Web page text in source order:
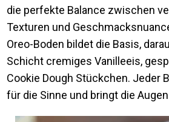
die perfekte Balance zwischen
Texturen und
Oreo-Boden bildet die Basis,
Schicht cremiges Vanilleeis,
Cookie Dough Stückchen. Jeder
für die Sinne und bringt die